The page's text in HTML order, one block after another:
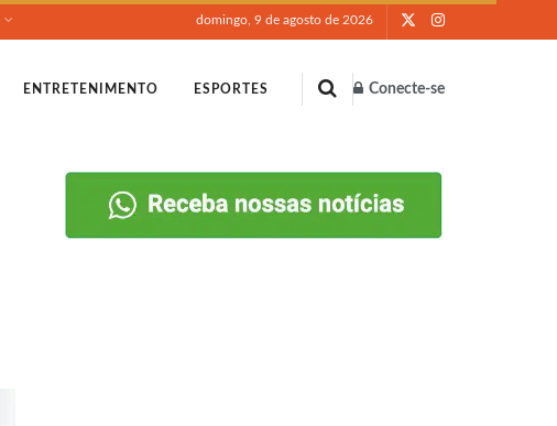
domingo, 9 de agosto de 2026
ENTRETENIMENTO ESPORTES Conecte-se